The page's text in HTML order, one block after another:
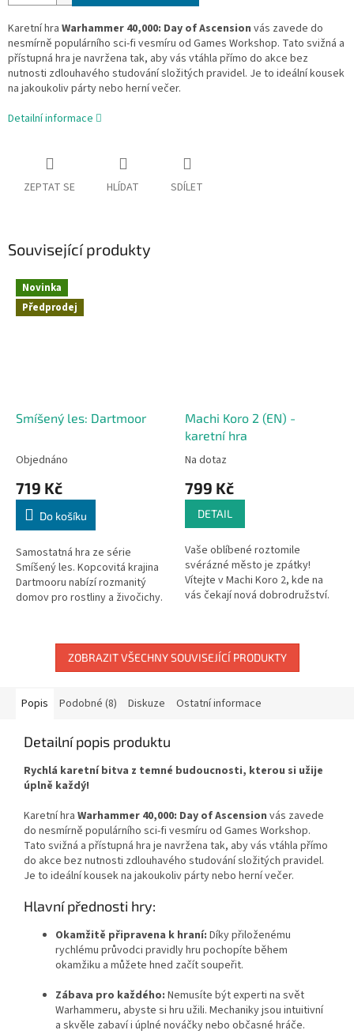
Karetní hra Warhammer 40,000: Day of Ascension vás zavede do
nesmírně populárního sci-fi vesmíru od Games Workshop. Tato svižná a
přístupná hra je navržena tak, aby vás vtáhla přímo do akce bez
nutnosti zdlouhavého studování složitých pravidel. Je to ideální kousek
na jakoukoliv párty nebo herní večer.
Detailní informace
ZEPTAT SE HLÍDAT SDÍLET
Související produkty
Novinka
Předprodej
Smíšený les: Dartmoor
Objednáno
719 Kč
Do košíku
Samostatná hra ze série
Smíšený les. Kopcovitá krajina
Dartmooru nabízí rozmanitý
domov pro rostliny a živočichy.
Machi Koro 2 (EN) -
karetní hra
Na dotaz
799 Kč
DETAIL
Vaše oblíbené roztomile
svérázné město je zpátky!
Vítejte v Machi Koro 2, kde na
vás čekají nová dobrodružství.
ZOBRAZIT VŠECHNY SOUVISEJÍCÍ PRODUKTY
Popis Podobné (8) Diskuze Ostatní informace
Detailní popis produktu
Rychlá karetní bitva z temné budoucnosti, kterou si užije
úplně každý!
Karetní hra Warhammer 40,000: Day of Ascension vás zavede
do nesmírně populárního sci-fi vesmíru od Games Workshop.
Tato svižná a přístupná hra je navržena tak, aby vás vtáhla přímo
do akce bez nutnosti zdlouhavého studování složitých pravidel.
Je to ideální kousek na jakoukoliv párty nebo herní večer.
Hlavní přednosti hry:
Okamžitě připravena k hraní: Díky přiloženému
rychlému průvodci pravidly hru pochopíte během
okamžiku a můžete hned začít soupeřit.
Zábava pro každého: Nemusíte být experti na svět
Warhammeru, abyste si hru užili. Mechaniky jsou intuitivní
a skvěle zabaví i úplné nováčky nebo občasné hráče.